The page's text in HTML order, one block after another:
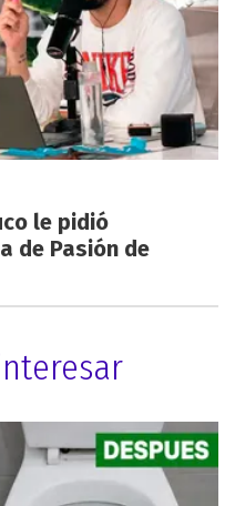
le pidió
de Pasión de